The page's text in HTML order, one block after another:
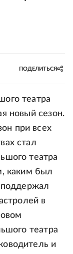
ПОДЕЛИТЬСЯ
театра
новый сезон.
при всех
стал
театра
каким был
поддержал
в
театра
и